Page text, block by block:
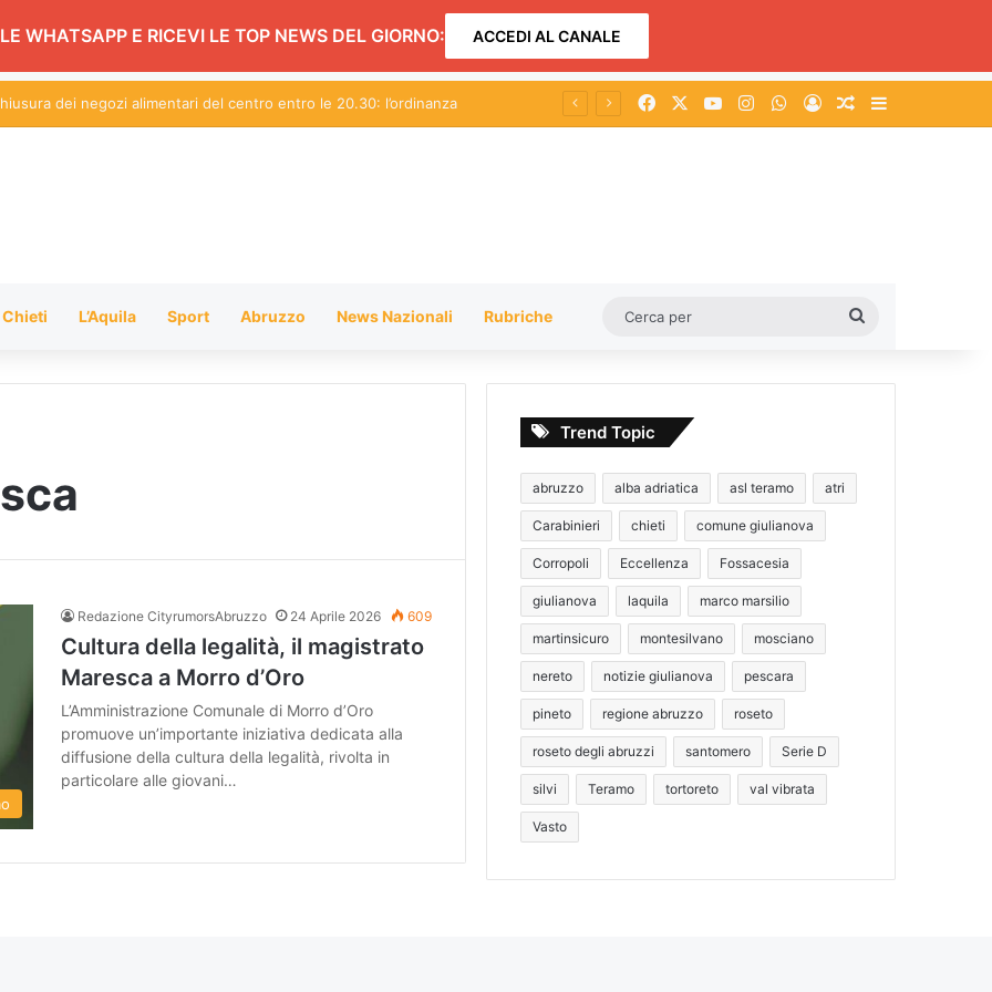
WHATSAPP E RICEVI LE TOP NEWS DEL GIORNO: ACCEDI AL CANALE
dei negozi alimentari del centro entro le 20.30: l’ordinanza Facebook You TubeInstagramWhatsApp
AccediUn articolo a
Chieti L’Aquila Sport Abruzzo News Nazionali Rubriche
Redazione CityrumorsAbruzzo 24 Aprile 2026 609
Cultura della legalità, il magistrato
Maresca a Morro d’Oro
L’Amministrazione Comunale di Morro d’Oro
promuove un’importante iniziativa dedicata alla
diffusione della cultura della legalità, rivolta in
particolare alle giovani…
Trend Topic
abruzzo alba adriatica asl teramo atri
Carabinieri chieti comune giulianova
Corropoli Eccellenza Fossacesia
giulianova laquila marco marsilio
martinsicuro montesilvano mosciano
nereto notizie giulianova pescara
pineto regione abruzzo roseto
roseto degli abruzzi santomero Serie D
silvi Teramo tortoreto val vibrata
Vasto